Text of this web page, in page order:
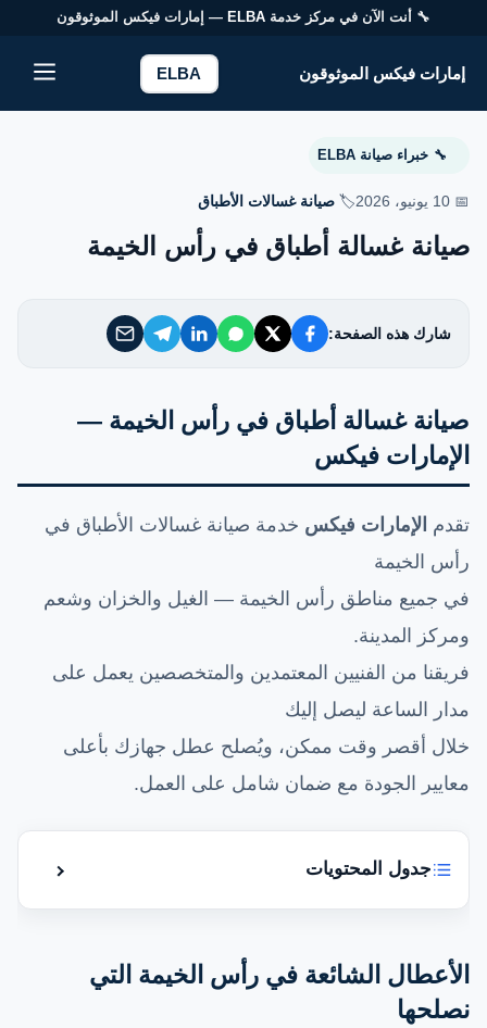
🔧 أنت الآن في مركز خدمة ELBA — إمارات فيكس الموثوقون
إمارات فيكس الموثوقون ELBA
تواصل معنا
EN — English Version
🔧 خبراء صيانة ELBA
📅 10 يونيو، 2026 🏷️ صيانة غسالات الأطباق
صيانة غسالة أطباق في رأس الخيمة
شارك هذه الصفحة:
صيانة غسالة أطباق في رأس الخيمة —
الإمارات فيكس
تقدم الإمارات فيكس خدمة صيانة غسالات الأطباق في
رأس الخيمة
في جميع مناطق رأس الخيمة — الغيل والخزان وشعم
ومركز المدينة.
فريقنا من الفنيين المعتمدين والمتخصصين يعمل على
مدار الساعة ليصل إليك
خلال أقصر وقت ممكن، ويُصلح عطل جهازك بأعلى
معايير الجودة مع ضمان شامل على العمل.
جدول المحتويات إظهار أو
صيانة غسالة أطباق في رأس الخيمة — الإمارات
الأعطال الشائعة في رأس الخيمة التي نصلحها
الأعطال الشائعة في رأس الخيمة التي
نصلحها